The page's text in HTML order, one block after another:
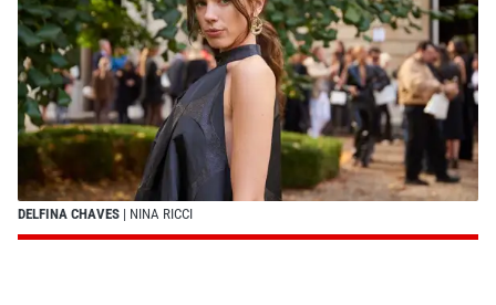
DELFINA CHAVES | NINA RICCI